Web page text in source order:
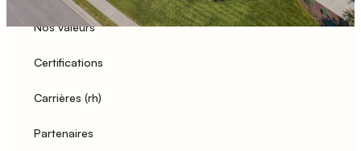
Nos valeurs
Certifications
Carrières (rh)
Partenaires